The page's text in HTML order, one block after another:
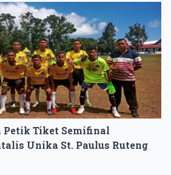
Petik Tiket Semifinal
Unika St. Paulus Ruteng